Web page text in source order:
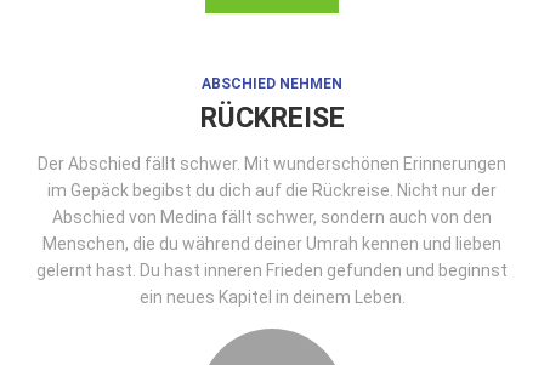
ABSCHIED NEHMEN
RÜCKREISE
Der Abschied fällt schwer. Mit wunderschönen Erinnerungen
im Gepäck begibst du dich auf die Rückreise. Nicht nur der
Abschied von Medina fällt schwer, sondern auch von den
Menschen, die du während deiner Umrah kennen und lieben
gelernt hast. Du hast inneren Frieden gefunden und beginnst
ein neues Kapitel in deinem Leben.